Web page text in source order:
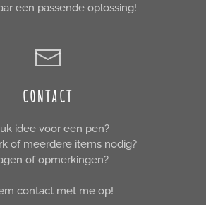
een passende oplossing!
CONTACT
idee voor een pen?
of meerdere items nodig?
of opmerkingen?
contact met me op!